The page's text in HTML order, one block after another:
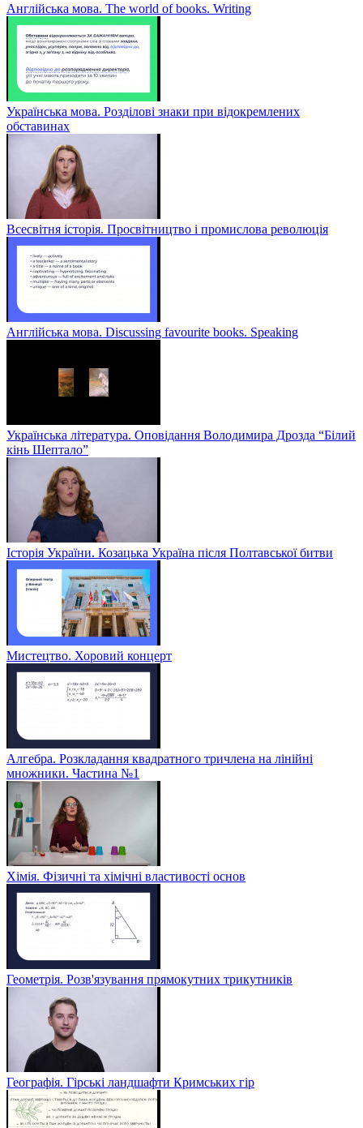
Англійська мова. The world of books. Writing
Українська мова. Розділові знаки при відокремлених
обставинах
Всесвітня історія. Просвітництво і промислова революція
Англійська мова. Discussing favourite books. Speaking
Українська література. Оповідання Володимира Дрозда “Білий
кінь Шептало”
Історія України. Козацька Україна після Полтавської битви
Мистецтво. Хоровий концерт
Алгебра. Розкладання квадратного тричлена на лінійні
множники. Частина №1
Хімія. Фізичні та хімічні властивості основ
Геометрія. Розв'язування прямокутних трикутників
Географія. Гірські ландшафти Кримських гір